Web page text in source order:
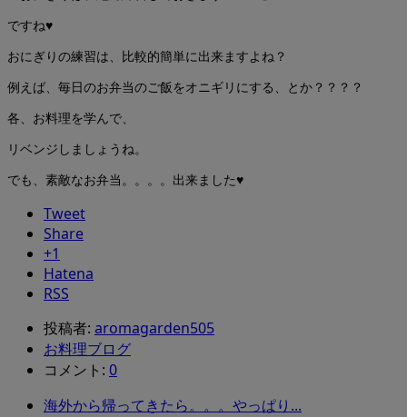
ですね♥
おにぎりの練習は、比較的簡単に出来ますよね？
例えば、毎日のお弁当のご飯をオニギリにする、とか？？？？
各、お料理を学んで、
リベンジしましょうね。
でも、素敵なお弁当。。。。出来ました♥
Tweet
Share
+1
Hatena
RSS
投稿者: aromagarden505
お料理ブログ
コメント: 0
海外から帰ってきたら。。。やっぱり...